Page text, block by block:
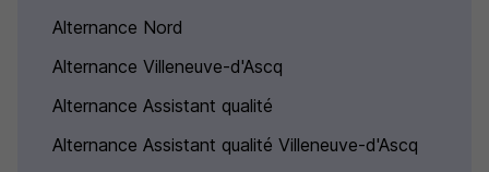
Alternance Nord
Alternance Villeneuve-d'Ascq
Alternance Assistant qualité
Alternance Assistant qualité Villeneuve-d'Ascq